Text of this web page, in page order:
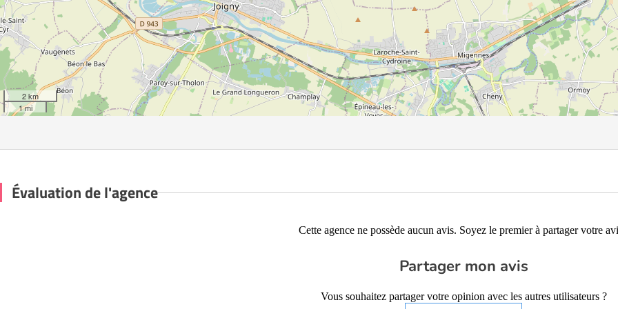
2 km
1 mi
Évaluation de l'agence
Cette agence ne possède aucun avis. Soyez le premier à partager votre
Partager mon avis
Vous souhaitez partager votre opinion avec les autres utilisateurs ?